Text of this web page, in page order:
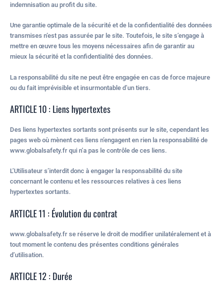
indemnisation au profit du site.
Une garantie optimale de la sécurité et de la confidentialité des données
transmises n’est pas assurée par le site. Toutefois, le site s’engage à
mettre en œuvre tous les moyens nécessaires afin de garantir au
mieux la sécurité et la confidentialité des données.
La responsabilité du site ne peut être engagée en cas de force majeure
ou du fait imprévisible et insurmontable d’un tiers.
ARTICLE 10 : Liens hypertextes
Des liens hypertextes sortants sont présents sur le site, cependant les
pages web où mènent ces liens n’engagent en rien la responsabilité de
www.globalsafety.fr qui n’a pas le contrôle de ces liens.
L’Utilisateur s’interdit donc à engager la responsabilité du site
concernant le contenu et les ressources relatives à ces liens
hypertextes sortants.
ARTICLE 11 : Évolution du contrat
www.globalsafety.fr se réserve le droit de modifier unilatéralement et à
tout moment le contenu des présentes conditions générales
d’utilisation.
ARTICLE 12 : Durée